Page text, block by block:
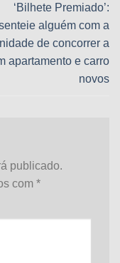
‘Bilhete Premiado’:
alguém com a
de concorrer a
apartamento e carro
novos
publicado.
com *